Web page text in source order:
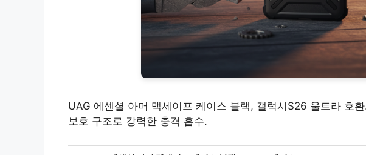
UAG 에센셜 아머 맥세이프 케이스 블랙, 갤럭시S26 울트라 호
보호 구조로 강력한 충격 흡수.